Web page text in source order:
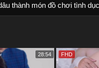
thành món đồ chơi tình
28:54 FHD